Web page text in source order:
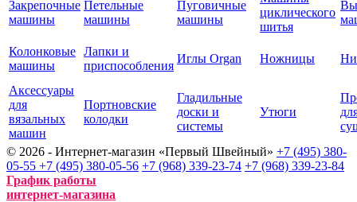
Закрепочные
машины
Петельные
машины
Пуговичные
машины
циклического
шитья
Колонковые
машины
Лапки и
приспособления
Иглы Organ Ножницы
Аксессуары
для
вязальных
машин
Портновские
колодки
Гладильные
доски и
системы
Утюги
© 2026 - Интернет-магазин «Первый Швейный» +7 (495) 380-
05-55 +7 (495) 380-05-56 +7 (968) 339-23-74 +7 (968) 339-23-84
График работы
интернет-магазина